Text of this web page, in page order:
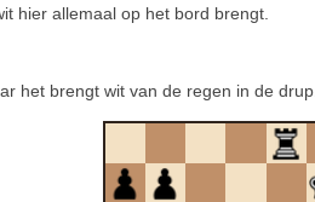
hier allemaal op het bord brengt.
het brengt wit van de regen in de drup.